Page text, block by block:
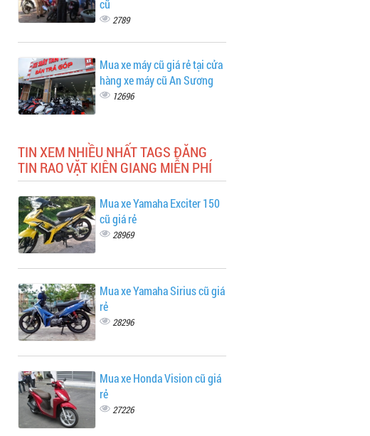
cũ
2789
Mua xe máy cũ giá rẻ tại cửa
hàng xe máy cũ An Sương
12696
TIN XEM NHIỀU NHẤT TAGS ĐĂNG
TIN RAO VẶT KIÊN GIANG MIỄN PHÍ
Mua xe Yamaha Exciter 150
cũ giá rẻ
28969
Mua xe Yamaha Sirius cũ giá
rẻ
28296
Mua xe Honda Vision cũ giá
rẻ
27226